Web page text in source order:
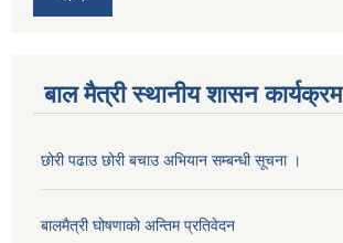
बाल मैत्री स्थानीय शासन कार्यक्रम
छोरी पढाउ छोरी बचाउ अभियान सम्बन्धी सूचना ।
बालमैत्री घोषणाको अन्तिम प्रतिवेदन